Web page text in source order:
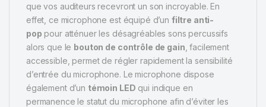
que vos auditeurs recevront un son incroyable. En
effet, ce microphone est équipé d’un filtre anti-
pop pour atténuer les désagréables sons percussifs
alors que le bouton de contrôle de gain , facilement
accessible, permet de régler rapidement la sensibilité
d’entrée du microphone. Le microphone dispose
également d’un témoin LED qui indique en
permanence le statut du microphone afin d’éviter les